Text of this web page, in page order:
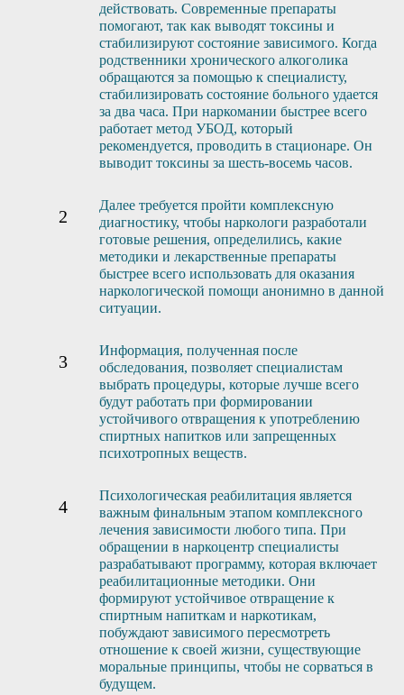
действовать. Современные препараты
помогают, так как выводят токсины и
стабилизируют состояние зависимого. Когда
родственники хронического алкоголика
обращаются за помощью к специалисту,
стабилизировать состояние больного удается
за два часа. При наркомании быстрее всего
работает метод УБОД, который
рекомендуется, проводить в стационаре. Он
выводит токсины за шесть-восемь часов.
Далее требуется пройти комплексную
диагностику, чтобы наркологи разработали
готовые решения, определились, какие
методики и лекарственные препараты
быстрее всего использовать для оказания
наркологической помощи анонимно в данной
ситуации.
Информация, полученная после
обследования, позволяет специалистам
выбрать процедуры, которые лучше всего
будут работать при формировании
устойчивого отвращения к употреблению
спиртных напитков или запрещенных
психотропных веществ.
Психологическая реабилитация является
важным финальным этапом комплексного
лечения зависимости любого типа. При
обращении в наркоцентр специалисты
разрабатывают программу, которая включает
реабилитационные методики. Они
формируют устойчивое отвращение к
спиртным напиткам и наркотикам,
побуждают зависимого пересмотреть
отношение к своей жизни, существующие
моральные принципы, чтобы не сорваться в
будущем.